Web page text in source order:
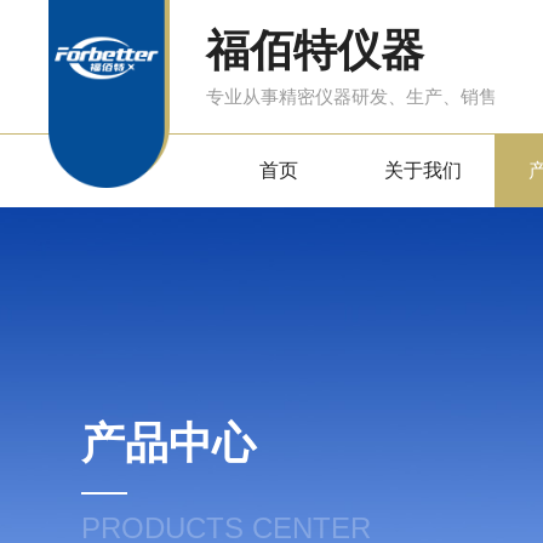
福佰特仪器
专业从事精密仪器研发、生产、销售
首页 关于我们
产品中心
PRODUCTS CENTER